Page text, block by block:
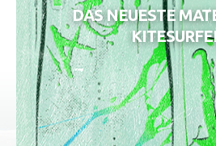
DAS NEUESTE